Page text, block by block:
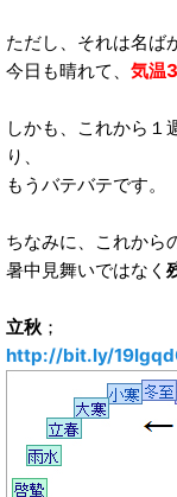
ただし、それは名ば
今日も晴れて、 気温
しかも、これから１
り、
もうバテバテです。
ちなみに、これから
暑中見舞いではなく
立秋 ；
http://bit.ly/